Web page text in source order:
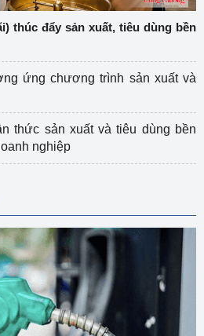
thúc đẩy sản xuất, tiêu dùng bền
ứng chương trình sản xuất và
thức sản xuất và tiêu dùng bền
nghiệp